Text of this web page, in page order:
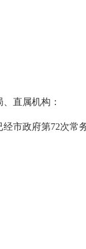
直属机构：
政府第72次常